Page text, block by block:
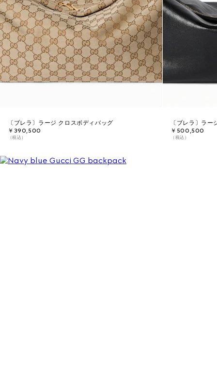
〔ブレラ〕ラージ クロスボディバッグ
￥390,500
（税込）
〔ブレラ〕ラ
￥500,500
（税込）